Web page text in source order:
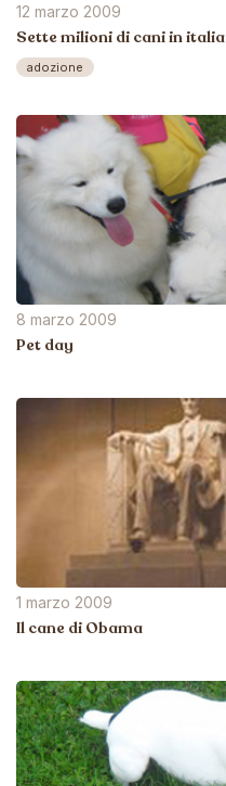
12 marzo 2009
Sette milioni di cani in italia
adozione
8 marzo 2009
Pet day
1 marzo 2009
Il cane di Obama